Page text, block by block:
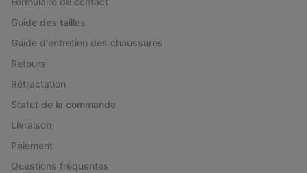
Guide des tailles
Guide d'entretien des chaussures
Retours
Rétractation
Statut de la commande
Livraison
Paiement
Questions fréquentes